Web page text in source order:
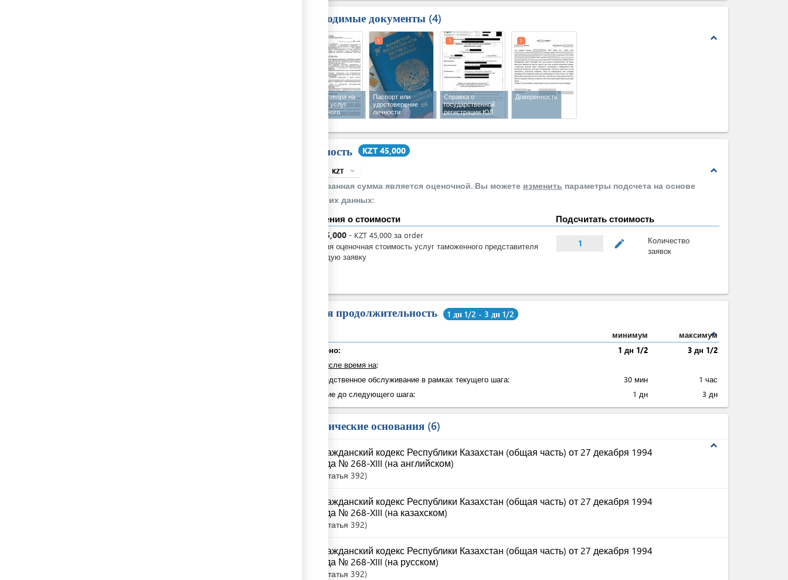
Необходимые документы 4
expand_less
Текст договора на
оказание услуг
таможенного
представителя
Паспорт или
удостоверение
личности
1
Справка о
государственной
регистрации ЮЛ
1
Доверенность
1
Стоимость KZT 45,000
expand_less
KZT expand_more
Указанная сумма является оценочной. Вы можете изменить параметры подсчета на основе
своих данных:
Сведения о стоимости Подсчитать стоимость
45,000 - KZT 45,000 за order
Средняя оценочная стоимость услуг таможенного представителя
за каждую заявку
1 mode_edit
Количество
заявок
Общая продолжительность 1 дн 1/2 - 3 дн 1/2
expand_less
минимум
максимум
Суммарно:
1 дн 1/2
3 дн 1/2
в том числе время на:
Непосредственное обслуживание в рамках текущего шага:
30 мин
1 час
Ожидание до следующего шага:
1 дн 3 дн
Юридические основания 6
expand_less
Гражданский кодекс Республики Казахстан (общая часть) от 27 декабря 1994
года № 268-XIII (на английском)
Статья 392
Гражданский кодекс Республики Казахстан (общая часть) от 27 декабря 1994
года № 268-XIII (на казахском)
Статья 392
Гражданский кодекс Республики Казахстан (общая часть) от 27 декабря 1994
года № 268-XIII (на русском)
Статья 392